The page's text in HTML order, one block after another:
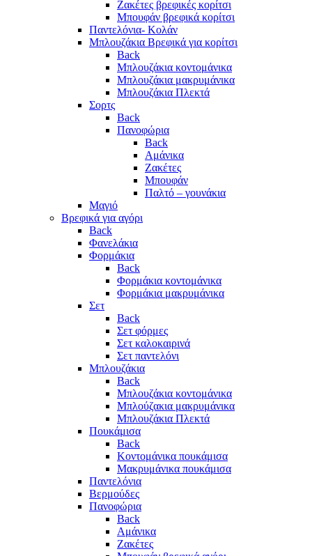
Ζακέτες βρεφικές κορίτσι
Μπουφάν βρεφικά κορίτσι
Παντελόνια- Κολάν
Μπλουζάκια Βρεφικά για κορίτσι
Back
Μπλουζάκια κοντομάνικα
Μπλουζάκια μακρυμάνικα
Μπλουζάκια Πλεκτά
Σορτς
Back
Πανοφώρια
Back
Αμάνικα
Ζακέτες
Μπουφάν
Παλτό – γουνάκια
Μαγιό
Βρεφικά για αγόρι
Back
Φανελάκια
Φορμάκια
Back
Φορμάκια κοντομάνικα
Φορμάκια μακρυμάνικα
Σετ
Back
Σετ φόρμες
Σετ καλοκαιρινά
Σετ παντελόνι
Μπλουζάκια
Back
Μπλουζάκια κοντομάνικα
Μπλούζακια μακρυμάνικα
Μπλουζάκια Πλεκτά
Πουκάμισα
Back
Κοντομάνικα πουκάμισα
Μακρυμάνικα πουκάμισα
Παντελόνια
Βερμούδες
Πανοφώρια
Back
Αμάνικα
Ζακέτες